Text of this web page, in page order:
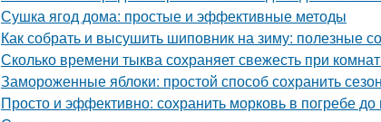
Сушка ягод дома: простые и эффективные методы
Как собрать и высушить шиповник на зиму: полезные
Сколько времени тыква сохраняет свежесть при
Замороженные яблоки: простой способ сохранить
Просто и эффективно: сохранить морковь в погребе